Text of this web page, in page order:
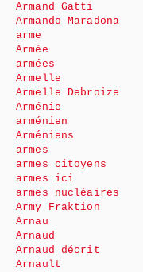
Armand Gatti
Armando Maradona
arme
Armée
armées
Armelle
Armelle Debroize
Arménie
arménien
Arméniens
armes
armes citoyens
armes ici
armes nucléaires
Army Fraktion
Arnau
Arnaud
Arnaud décrit
Arnault